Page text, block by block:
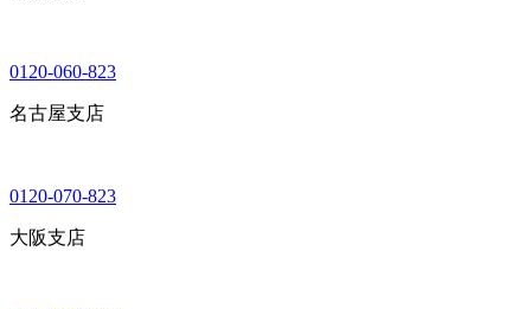
0120-060-823
名古屋支店
0120-070-823
大阪支店